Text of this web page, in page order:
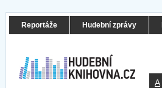
Reportáže Hudební zprávy
A